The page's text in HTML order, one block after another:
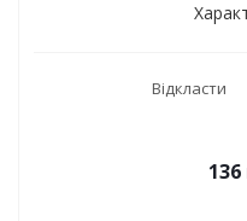
Відкласти
136